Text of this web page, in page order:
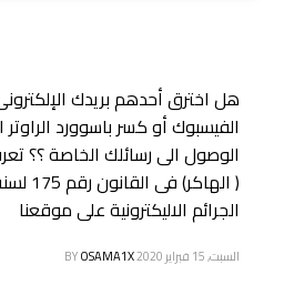
هل اخترق أحدهم بريدك
الفيسبوك أو كسر باسوورد
الوصول الى رسائلك الخاصة ؟؟
الجرائم الاليكترونية على موقعنا
السبت, 15 فبراير 2020 BYOSAMA1X